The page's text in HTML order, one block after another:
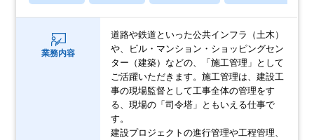
業務内容
道路や鉄道といった公共インフラ（土木）
や、ビル・マンション・ショッピングセン
ター（建築）などの、「施工管理」として
ご活躍いただきます。施工管理は、建設工
事の現場監督として工事全体の管理をす
る、現場の「司令塔」ともいえる仕事で
す。
建設プロジェクトの進行管理や工程管理、